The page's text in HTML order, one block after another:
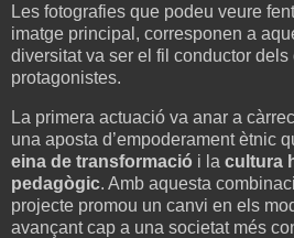
Les fotografies que podeu veure
imatge principal, corresponen a
diversitat va ser el fil conductor dels
protagonistes.
La primera actuació va anar a
una aposta d’empoderament ètnic
eina de transformació i la cultura
pedagògic. Amb aquesta
projecte promou un canvi en els
avançant cap a una societat més